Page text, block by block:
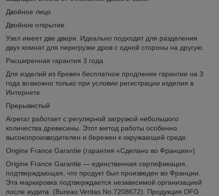
Двойное лицо
Двойное открытие
Узел имеет две двери. Идеально подходит для разделения
двух комнат для перегрузки дров с одной стороны на другую.
Расширенная гарантия 3 года
Для изделий из бревен бесплатное продление гарантии на 3
года возможно только при условии регистрации изделия в
Интернете.
Прерывистый
Агрегат работает с регулярной загрузкой небольшого
количества древесины. Этот метод работы особенно
высокопроизводителен и бережен к окружающей среде.
Origine France Garantie (гарантия «Сделано во Франции»)
Origine France Garantie — единственная сертификация,
подтверждающая, что продукт был произведен во Франции.
Эта маркировка подтверждается независимой организацией
после аудита. (Bureau Veritas No.7208672). Продукция OFG